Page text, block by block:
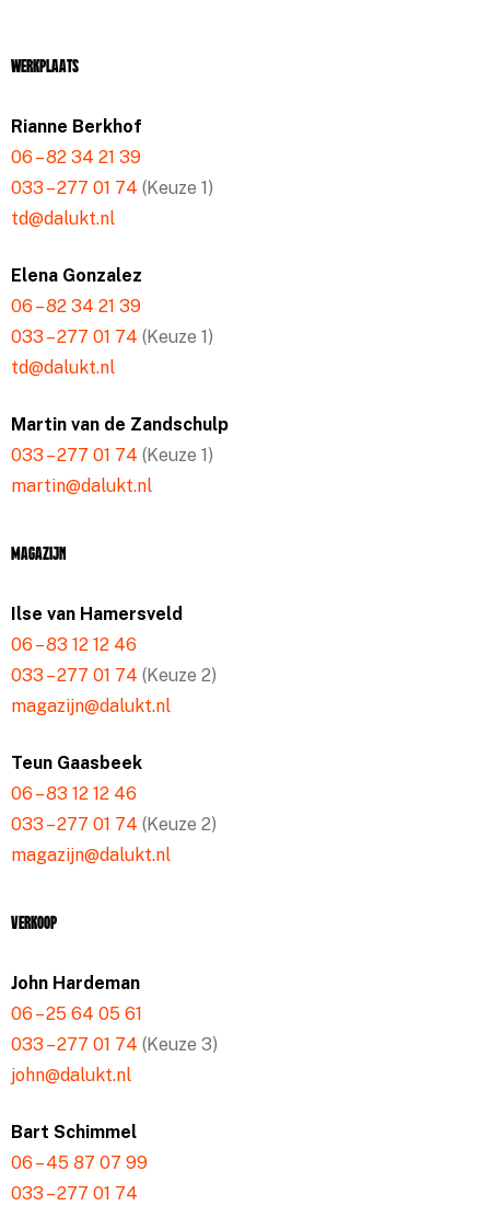
Werkplaats
Rianne Berkhof
06 – 82 34 21 39
033 – 277 01 74 (Keuze 1)
td@dalukt.nl
Elena Gonzalez
06 – 82 34 21 39
033 – 277 01 74 (Keuze 1)
td@dalukt.nl
Martin van de Zandschulp
033 – 277 01 74 (Keuze 1)
martin@dalukt.nl
Magazijn
Ilse van Hamersveld
06 – 83 12 12 46
033 – 277 01 74 (Keuze 2)
magazijn@dalukt.nl
Teun Gaasbeek
06 – 83 12 12 46
033 – 277 01 74 (Keuze 2)
magazijn@dalukt.nl
Verkoop
John Hardeman
06 – 25 64 05 61
033 – 277 01 74 (Keuze 3)
john@dalukt.nl
Bart Schimmel
06 – 45 87 07 99
033 – 277 01 74